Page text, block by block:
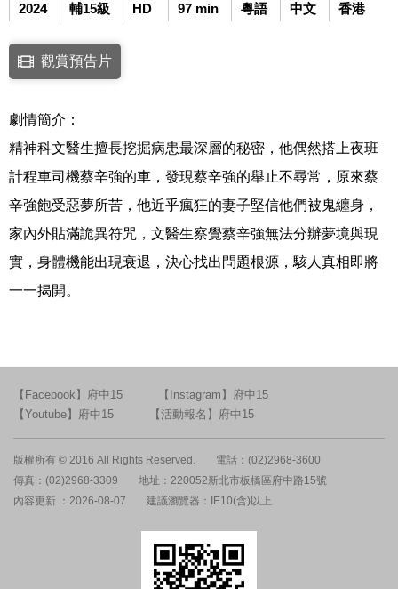
2024 輔15級 HD 97 min 粵語 中文 香港
點擊下列連結開啟視窗後，可使用鍵盤Tab鍵移至影片中央播放鍵，再
連結至Youtube網站觀看此影片(開新視窗)
觀賞預告片
劇情簡介：
精神科文醫生擅長挖掘病患最深層的秘密，他偶然搭上夜班
計程車司機蔡辛強的車，發現蔡辛強的舉止不尋常，原來蔡
辛強飽受惡夢所苦，他近乎瘋狂的妻子堅信他們被鬼纏身，
家內外貼滿詭異符咒，文醫生察覺蔡辛強無法分辦夢境與現
實，身體機能出現衰退，決心找出問題根源，駭人真相即將
一一揭開。
【Facebook】府中15
【Instagram】府中15
【Youtube】府中15
【活動報名】府中15
版權所有 © 2016 All Rights Reserved.
電話：(02)2968-3600
傳真：(02)2968-3309
地址：220052新北市板橋區府中路15號
內容更新 ：2026-08-07
建議瀏覽器：IE10(含)以上